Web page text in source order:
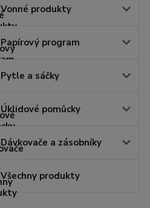
Vonné produkty
Papírový program
Pytle a sáčky
Úklidové pomůcky
Dávkovače a zásobníky
Všechny produkty